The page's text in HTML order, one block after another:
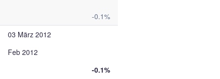
-0.1%
03 März 2012
Feb 2012
-0.1%